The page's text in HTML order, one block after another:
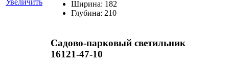
Ширина: 182
Глубина: 210
Садово-парковый светильник
16121-47-10